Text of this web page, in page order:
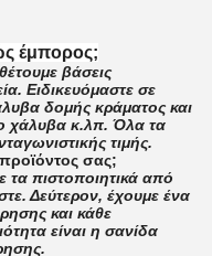
έμπορος;
βάσεις
Ειδικευόμαστε σε
δομής κράματος και
χάλυβα κ.λπ. Όλα τα
τιμής.
σας;
πιστοποιητικά από
Δεύτερον, έχουμε ένα
και κάθε
είναι η σανίδα